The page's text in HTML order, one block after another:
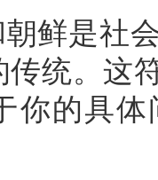
鲜是社
统。这
你的具